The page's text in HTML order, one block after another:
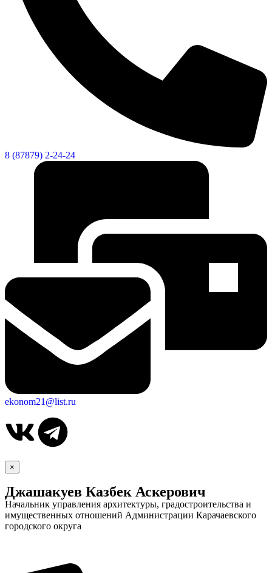
Дума
8 (87879) 2-24-24
ekonom21@list.ru
×
Джашакуев Казбек Аскерович
Начальник управления архитектуры, градостроительства и
имущественных отношений Администрации Карачаевского
городского округа